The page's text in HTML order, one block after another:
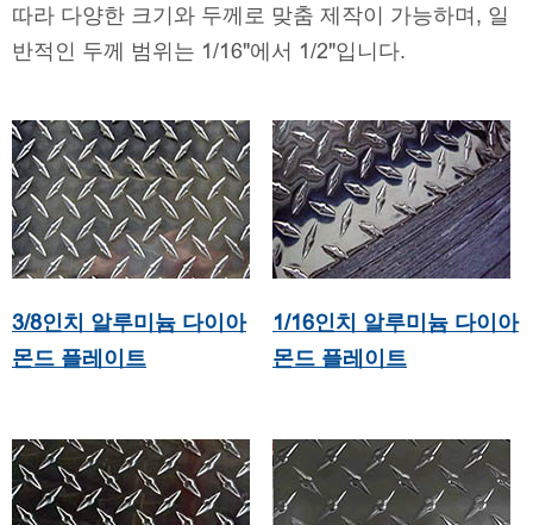
따라 다양한 크기와 두께로 맞춤 제작이 가능하며, 일
반적인 두께 범위는 1/16"에서 1/2"입니다.
3/8인치 알루미늄 다이아
몬드 플레이트
1/16인치 알루미늄 다이아
몬드 플레이트